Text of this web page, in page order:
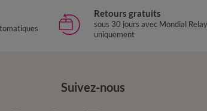
Retours gratuits
sous 30 jours avec Mondial Relay
uniquement
Suivez-nous